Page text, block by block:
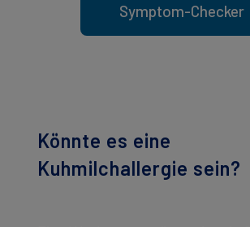
Symptom-Checker
Könnte es eine
Kuhmilchallergie sein?